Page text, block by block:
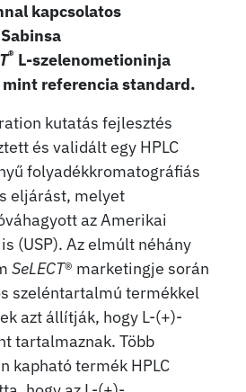
kapcsolatos
® L-szelenometioninja
referencia standard.
kutatás fejlesztés
és validált egy HPLC
folyadékkromatográfiás
eljárást, melyet
az Amerikai
(USP). Az elmúlt néhány
SeLECT® marketingje során
szeléntartalmú termékkel
azt állítják, hogy L-(+)-
tartalmaznak. Több
kapható termék HPLC